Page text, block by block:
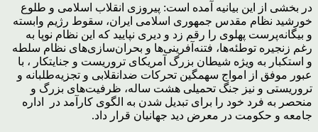
در بخشی از این بیانیه آمده است: پیروزی انقلاب اسلامی و طلوع
خورشید نظام مقدس جمهوری اسلامی ایران، سقوط رژیم وابسته
و بیگانه‌پرست پهلوی را رقم زد و دیری نپایید که این نظام نوپا به
رغم زنجیره توطئه‌ها، فتنه‌آفرینی‌ها و بحران‌سازی‌های نظام سلطه
و استکبار به ویژه شیطان بزرگ آمریکای تروریست و جنایتکار ، با
عبور موفق از امواج سهمگین تحرکات ضدانقلابی و تجزیه‌طلبانه و
تروریستی و نیز جنگ تحمیلی هشت ساله، ظرفیت‌های بزرگ و
منحصر به فرد خود را برای تبدیل شدن به الگوی کارآمد در اداره
جامعه و حکومت در معرض دید جهانیان قرار داد.